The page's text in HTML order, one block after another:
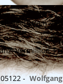
Beethoven -
Vermillion,
-